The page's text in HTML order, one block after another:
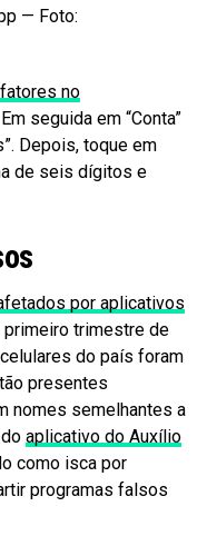
— Foto:
no
seguida em “Conta”
Depois, toque em
de seis dígitos e
por aplicativos
primeiro trimestre de
do país foram
presentes
nomes semelhantes a
aplicativo do Auxílio
como isca por
programas falsos